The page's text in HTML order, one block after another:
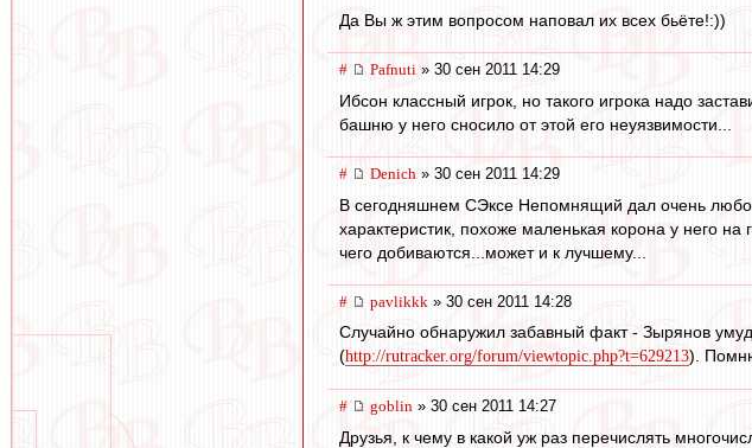
Да Вы ж этим вопросом наповал их всех бьёте!:))
# Pafnuti » 30 сен 2011 14:29
Ибсон классный игрок, но такого игрока надо
башню у него сносило от этой его неуязвимости...
# Denich » 30 сен 2011 14:29
В сегодняшнем СЭксе Непомнящий дал очень
характеристик, похоже маленькая корона у него
чего добиваются...может и к лучшему...
# pavlikkk » 30 сен 2011 14:28
Случайно обнаружил забавный факт - Зырянов
(http://rutracker.org/forum/viewtopic.php?t=629213).
# goblin » 30 сен 2011 14:27
Друзья, к чему в какой уж раз перечислять